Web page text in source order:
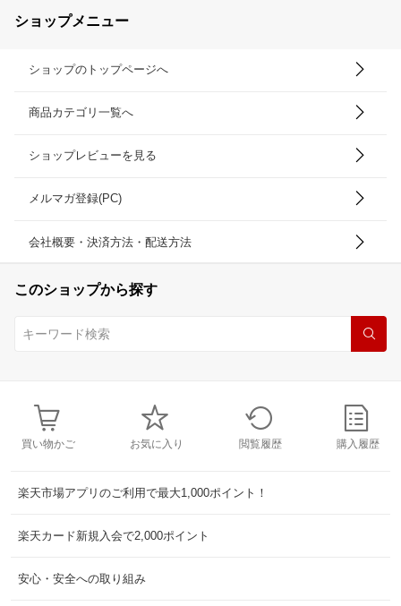
ショップメニュー
ショップのトップページへ
商品カテゴリ一覧へ
ショップレビューを見る
メルマガ登録(PC)
会社概要・決済方法・配送方法
このショップから探す
買い物かご お気に入り 閲覧履歴 購入履歴
楽天市場アプリのご利用で最大1,000ポイント！
楽天カード新規入会で2,000ポイント
安心・安全への取り組み